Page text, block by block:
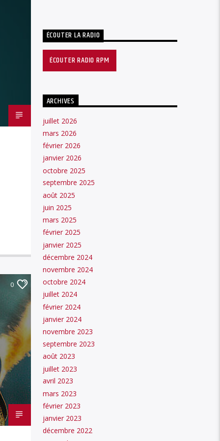
0
ÉCOUTER LA RADIO
ÉCOUTER RADIO RPM
ARCHIVES
juillet 2026
mars 2026
février 2026
janvier 2026
octobre 2025
septembre 2025
août 2025
juin 2025
mars 2025
février 2025
janvier 2025
décembre 2024
novembre 2024
octobre 2024
juillet 2024
février 2024
janvier 2024
novembre 2023
septembre 2023
août 2023
juillet 2023
avril 2023
mars 2023
février 2023
janvier 2023
décembre 2022